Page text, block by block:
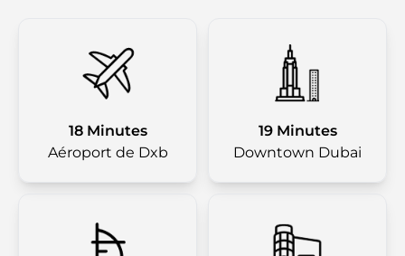
18 Minutes
Aéroport de Dxb
19 Minutes
Downtown Dubai